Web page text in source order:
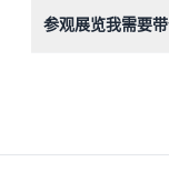
间为晚上8:00（
参观展览我需要带